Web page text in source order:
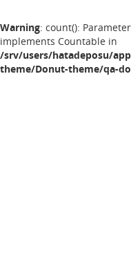
Warning: count():
implements Countable in
/srv/users/hatadeposu/
theme/Donut-theme/qa-